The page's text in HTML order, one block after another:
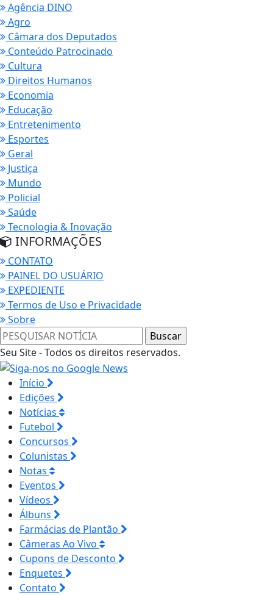
Agência DINO
Agro
Câmara dos Deputados
Conteúdo Patrocinado
Cultura
Direitos Humanos
Economia
Educação
Entretenimento
Esportes
Geral
Justiça
Mundo
Policial
Saúde
Tecnologia & Inovação
INFORMAÇÕES
CONTATO
PAINEL DO USUÁRIO
EXPEDIENTE
Termos de Uso e Privacidade
Sobre
Seu Site - Todos os direitos reservados.
Início
Edições
Notícias
Futebol
Concursos
Colunistas
Notas
Eventos
Vídeos
Álbuns
Farmácias de Plantão
Câmeras Ao Vivo
Cupons de Desconto
Enquetes
Contato